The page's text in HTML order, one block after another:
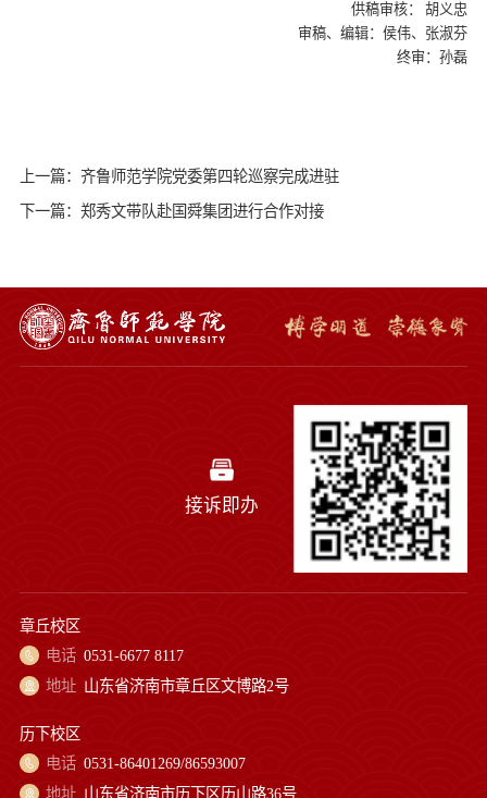
供稿审核： 胡义忠
审稿、编辑：侯伟、张淑芬
终审：孙磊
上一篇：齐鲁师范学院党委第四轮巡察完成进驻
下一篇：郑秀文带队赴国舜集团进行合作对接
接诉即办
章丘校区
电话 0531-6677 8117
地址 山东省济南市章丘区文博路2号
历下校区
电话 0531-86401269/86593007
地址 山东省济南市历下区历山路36号